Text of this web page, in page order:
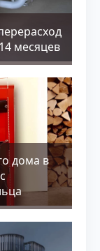
месяцев
дома в